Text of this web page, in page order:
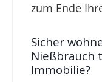
zum Ende
Sicher
Nießbrauch
Immobilie?